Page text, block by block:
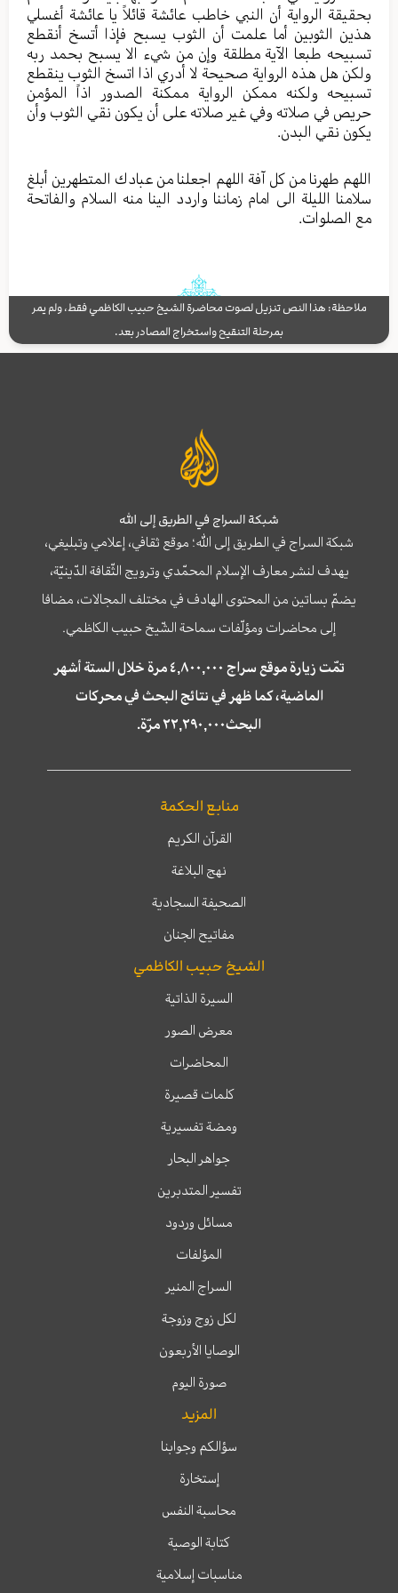
بحقیقة الروایة أن النبي خاطب عائشة قائلاً یا عائشة أغسلي
هذین الثوبین أما علمت أن الثوب یسبح فإذا أتسخ أنقطع
تسبیحه طبعا الآیة مطلقة وإن من شيء الا یسبح بحمد ربه
ولکن هل هذه الروایة صحیحة لا أدري اذا اتسخ الثوب ینقطع
تسبیحه ولکنه ممکن الروایة ممکنة الصدور اذاً المؤمن
حریص في صلاته وفي غیر صلاته علی أن یکون نقي الثوب وأن
یکون نقي البدن.
اللهم طهرنا من کل آفة اللهم اجعلنا من عبادك المتطهرین أبلغ
سلامنا اللیلة الی امام زماننا واردد الینا منه السلام والفاتحة
مع الصلوات.
ملاحظة: هذا النص تنزيل لصوت محاضرة الشيخ حبيب الكاظمي فقط، ولم يمر
بمرحلة التنقيح واستخراج المصادر بعد.
شبكة السراج في الطريق إلى الله
شبكة السراج في الطريق إلى الله؛ موقع ثقافي، إعلامي وتبليغي،
يهدف لنشر معارف الإسلام المحمّدي وترويج الثّقافة الدّينيّة،
يضمّ بساتين من المحتوى الهادف في مختلف المجالات، مضافا
إلى محاضرات ومؤلّفات سماحة الشّيخ حبيب الكاظمي.
تمّت زيارة موقع سراج ٤,٨٠٠,٠٠٠ مرة خلال الستة أشهر
الماضية، كما ظهر في نتائج البحث في محركات
البحث٢٢,٢٩٠,٠٠٠ مرّة.
منابع الحكمة
القرآن الكريم
نهج البلاغة
الصحيفة السجادية
مفاتيح الجنان
الشيخ حبيب الكاظمي
السيرة الذاتية
معرض الصور
المحاضرات
كلمات قصيرة
ومضة تفسيرية
جواهر البحار
تفسير المتدبرين
مسائل وردود
المؤلفات
السراج المنير
لكل زوج وزوجة
الوصايا الأربعون
صورة اليوم
المزيد
سؤالكم وجوابنا
إستخارة
محاسبة النفس
كتابة الوصية
مناسبات إسلامية